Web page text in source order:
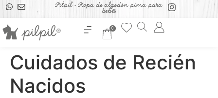
Pilpil - Ropa de algodón pima para
bebés
0
Cuidados de Recién
Nacidos